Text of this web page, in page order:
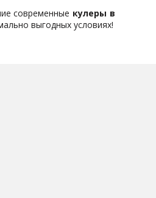
современные кулеры в
выгодных условиях!